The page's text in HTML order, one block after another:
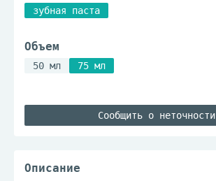
зубная паста
Объем
50 мл 75 мл
Сообщить о неточности
Описание